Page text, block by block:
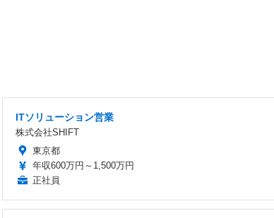
ITソリューション営業
株式会社SHIFT
東京都
年収600万円～1,500万円
正社員